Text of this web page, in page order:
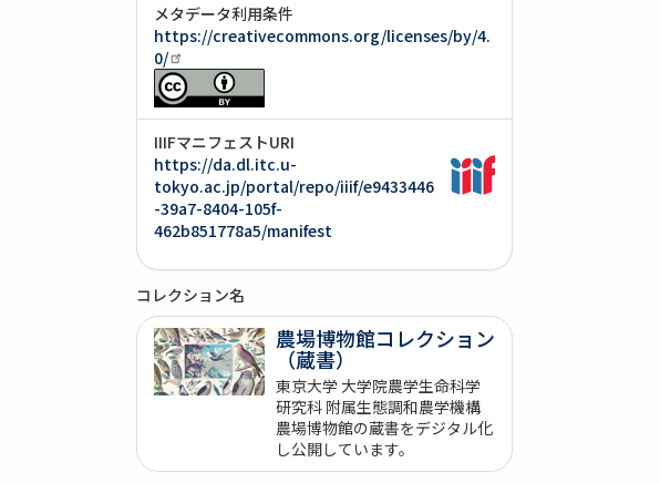
メタデータ利用条件
https://creativecommons.org/licenses/by/4.
0/
IIIFマニフェストURI
https://da.dl.itc.u-
tokyo.ac.jp/portal/repo/iiif/e9433446
-39a7-8404-105f-
462b851778a5/manifest
コレクション名
農場博物館コレクション
（蔵書）
東京大学 大学院農学生命科学
研究科 附属生態調和農学機構
農場博物館の蔵書をデジタル化
し公開しています。